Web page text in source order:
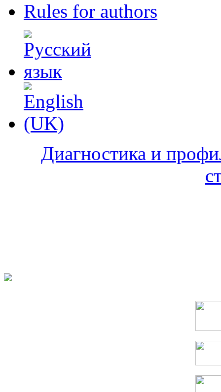
Rules for authors
Диагностика и